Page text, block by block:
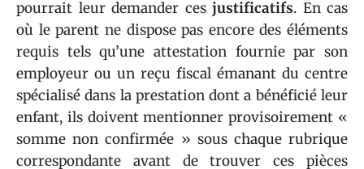
pourrait leur demander ces justificatifs. En cas
où le parent ne dispose pas encore des éléments
requis tels qu’une attestation fournie par son
employeur ou un reçu fiscal émanant du centre
spécialisé dans la prestation dont a bénéficié leur
enfant, ils doivent mentionner provisoirement «
somme non confirmée » sous chaque rubrique
correspondante avant de trouver ces pièces